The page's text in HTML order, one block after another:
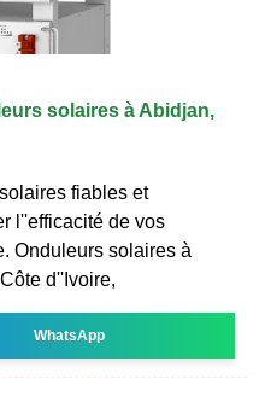
solaires à Abidjan,
fiables et
l''efficacité de vos
Onduleurs solaires à
d''Ivoire,
WhatsApp